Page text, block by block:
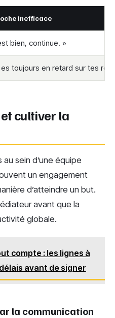
inefficace
bien, continue. »
es toujours en retard sur tes
cultiver la
sein d’une équipe
un engagement
d’atteindre un but.
avant que la
globale.
compte : les lignes à
avant de signer
la communication